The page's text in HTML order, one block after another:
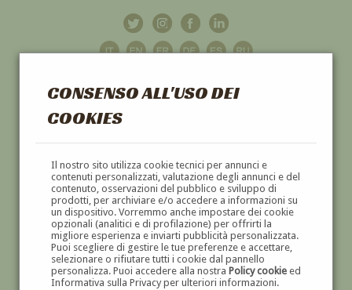
CONSENSO ALL'USO DEI
COOKIES
Il nostro sito utilizza cookie tecnici per annunci e
contenuti personalizzati, valutazione degli annunci e del
contenuto, osservazioni del pubblico e sviluppo di
prodotti, per archiviare e/o accedere a informazioni su
un dispositivo. Vorremmo anche impostare dei cookie
opzionali (analitici e di profilazione) per offrirti la
migliore esperienza e inviarti pubblicità personalizzata.
Puoi scegliere di gestire le tue preferenze e accettare,
selezionare o rifiutare tutti i cookie dal pannello
personalizza. Puoi accedere alla nostra Policy cookieed
Informativa sulla Privacy per ulteriori informazioni.
GALLERIAD'ARTE
DIPINTI E SCULTURE '800 E '900